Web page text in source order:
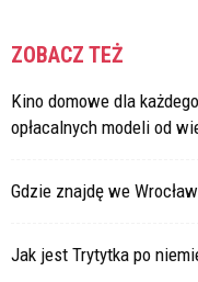
ZOBACZ TEŻ
Kino domowe dla
opłacalnych modeli od
Gdzie znajdę we
Jak jest Trytytka po